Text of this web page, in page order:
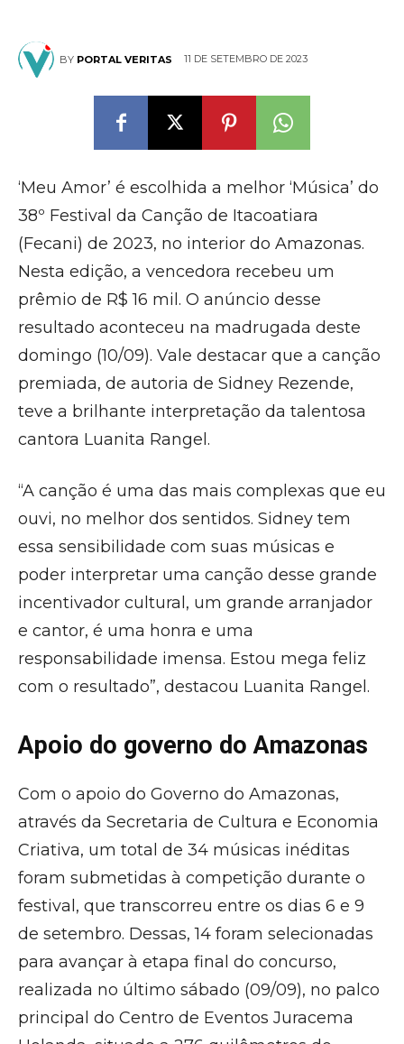
BY PORTAL VERITAS 11 DE SETEMBRO DE 2023
‘Meu Amor’ é escolhida a melhor ‘Música’ do
38º Festival da Canção de Itacoatiara
(Fecani) de 2023, no interior do Amazonas.
Nesta edição, a vencedora recebeu um
prêmio de R$ 16 mil. O anúncio desse
resultado aconteceu na madrugada deste
domingo (10/09). Vale destacar que a canção
premiada, de autoria de Sidney Rezende,
teve a brilhante interpretação da talentosa
cantora Luanita Rangel.
“A canção é uma das mais complexas que eu
ouvi, no melhor dos sentidos. Sidney tem
essa sensibilidade com suas músicas e
poder interpretar uma canção desse grande
incentivador cultural, um grande arranjador
e cantor, é uma honra e uma
responsabilidade imensa. Estou mega feliz
com o resultado”, destacou Luanita Rangel.
Apoio do governo do Amazonas
Com o apoio do Governo do Amazonas,
através da Secretaria de Cultura e Economia
Criativa, um total de 34 músicas inéditas
foram submetidas à competição durante o
festival, que transcorreu entre os dias 6 e 9
de setembro. Dessas, 14 foram selecionadas
para avançar à etapa final do concurso,
realizada no último sábado (09/09), no palco
principal do Centro de Eventos Juracema